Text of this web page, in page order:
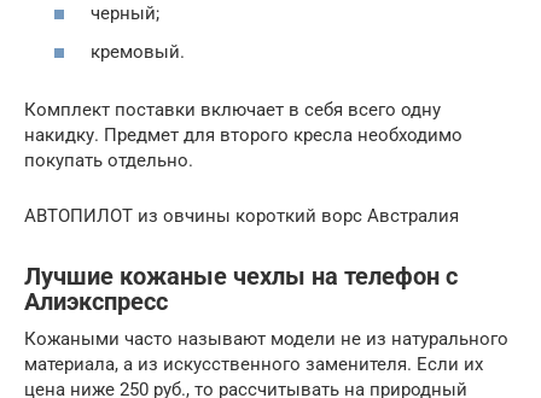
черный;
кремовый.
Комплект поставки включает в себя всего одну
накидку. Предмет для второго кресла необходимо
покупать отдельно.
АВТОПИЛОТ из овчины короткий ворс Австралия
Лучшие кожаные чехлы на телефон с
Алиэкспресс
Кожаными часто называют модели не из натурального
материала, а из искусственного заменителя. Если их
цена ниже 250 руб., то рассчитывать на природный